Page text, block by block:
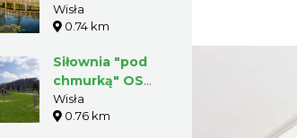
Wiśle
Wisła
0.74 km
Siłownia "pod
chmurką" OS
Jonidło
Wisła
0.76 km